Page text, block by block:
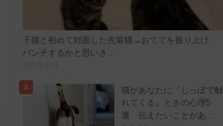
子猫と初めて対面した先輩猫→おててを振り上げ、
パンチするかと思いき…
2
猫があなたに『しっぽで触
れてくる』ときの心理5
選 伝えたいことがあ…